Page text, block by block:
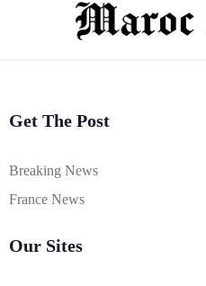
Get The Post
Breaking News
France News
Our Sites